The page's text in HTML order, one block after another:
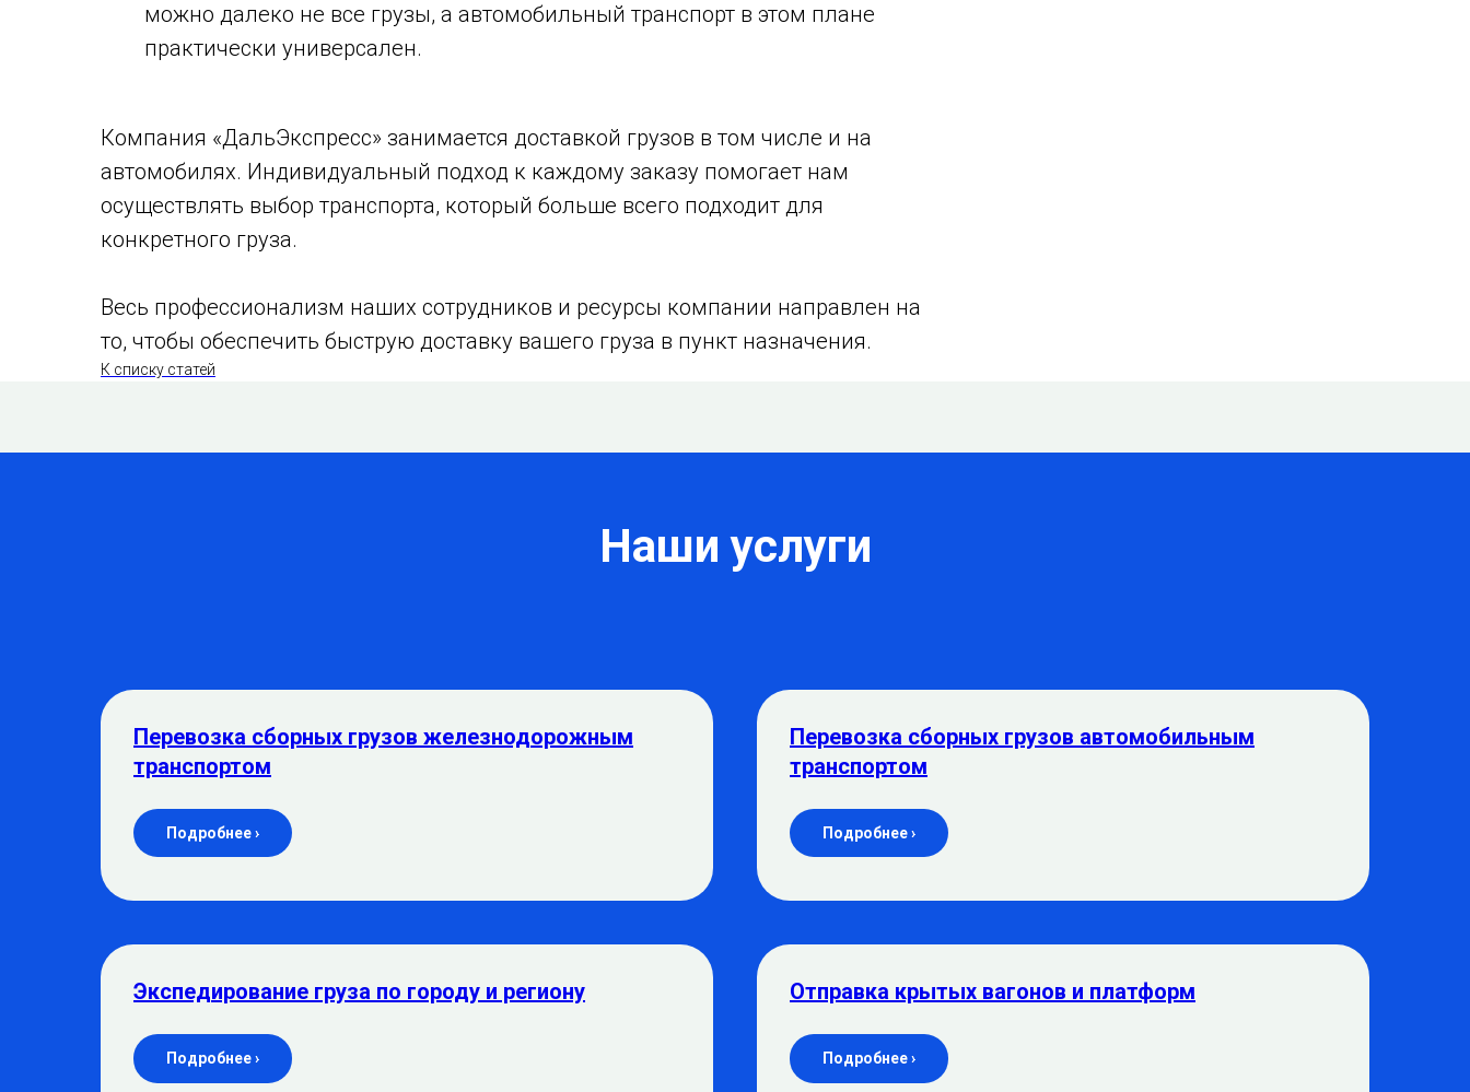
можно далеко не все грузы, а автомобильный транспорт в этом плане
практически универсален.
Компания «ДальЭкспресс» занимается доставкой грузов в том числе и на
автомобилях. Индивидуальный подход к каждому заказу помогает нам
осуществлять выбор транспорта, который больше всего подходит для
конкретного груза.
Весь профессионализм наших сотрудников и ресурсы компании направлен на
то, чтобы обеспечить быструю доставку вашего груза в пункт назначения.
К списку статей
Наши услуги
Перевозка сборных грузов железнодорожным
транспортом
Подробнее ›
Перевозка сборных грузов автомобильным
транспортом
Подробнее ›
Экспедирование груза по городу и региону
Подробнее ›
Отправка крытых вагонов и платформ
Подробнее ›